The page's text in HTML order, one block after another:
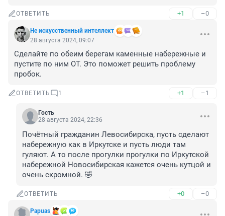
ОТВЕТИТЬ +1 –0
Не искусственный интеллект
28 августа 2024, 09:07
Сделайте по обеим берегам каменные набережные и
пустите по ним ОТ. Это поможет решить проблему
пробок.
ОТВЕТИТЬ 1 +1 –1
Гость
28 августа 2024, 22:36
Почётный гражданин Левосибирска, пусть сделают
набережную как в Иркутске и пусть люди там
гуляют. А то после прогулки прогулки по Иркутской
набережной Новосибирская кажется очень кутцой и
очень скромной. 🤣
ОТВЕТИТЬ +0 –0
Papuas